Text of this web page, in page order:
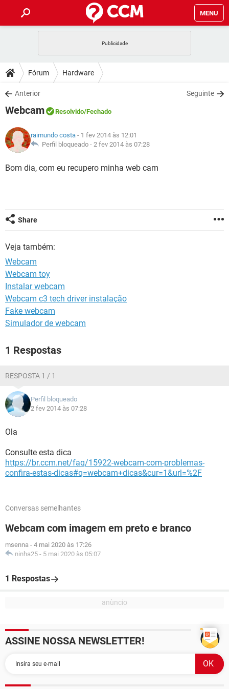
MENU
CELULAR
OUTLOOK
INSTAGRAM
GUIA DE COMPRAS
DICAS
JOGOS
INSTAGRAM GMAIL
GUIA DE COMPRAS
DOWNLOADS
JOGOS
CELULAR
OUTLOOK EXCEL
INSTAGRAM GMAIL
JOGOS WHATSAPP
CELULAR
OUTLOOK EXCEL
GLOSSÁRIO
JOGOS WHATSAPP
INSTAGRAM
Fórum Hardware
Anterior Seguinte
Webcam Resolvido/Fechado
raimundo costa - 1 fev 2014 às 12:01
Perfil bloqueado - 2 fev 2014 às 07:28
Bom dia, com eu recupero minha web cam
Share
Veja também:
Webcam
Webcam toy
Instalar webcam
Webcam c3 tech driver instalação
Fake webcam
Simulador de webcam
1 Respostas
RESPOSTA 1 / 1
Perfil bloqueado
2 fev 2014 às 07:28
Ola
Consulte esta dica
https://br.ccm.net/faq/15922-webcam-com-problemas-
confira-estas-dicas#q=webcam+dicas&cur=1&url=%2F
Conversas semelhantes
Webcam com imagem em preto e branco
msenna - 4 mai 2020 às 17:26
ninha25 - 5 mai 2020 às 05:07
1 Respostas
ASSINE NOSSA NEWSLETTER!